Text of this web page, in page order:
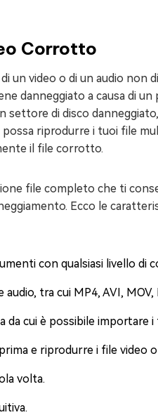
Corrotto
un video o di un audio non
danneggiato a causa di
settore di disco
riprodurre i tuoi file
il file corrotto.
file completo che ti
Ecco le
con qualsiasi livello di
tra cui MP4, AVI, MOV,
cui è possibile importare i
e riprodurre i file video
volta.